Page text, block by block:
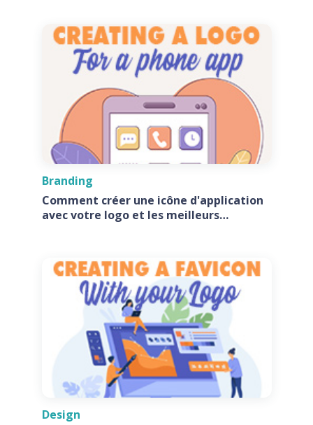
Branding
Comment créer une icône d'application
avec votre logo et les meilleurs
Design